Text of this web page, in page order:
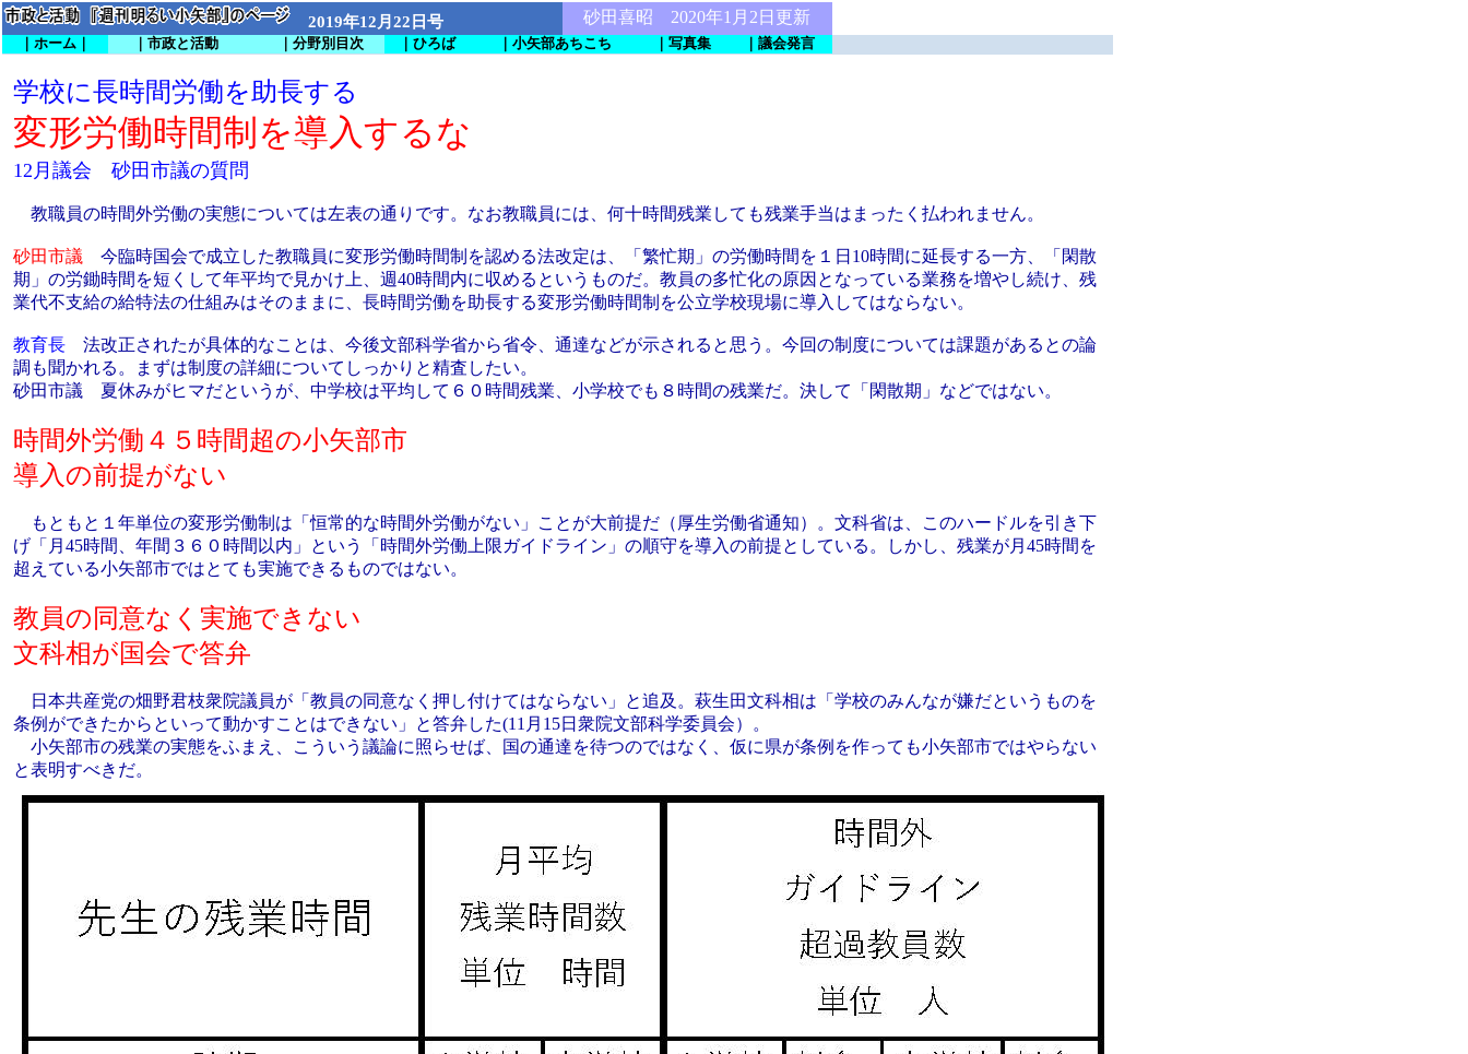
2019年12月22日号 砂田喜昭 2020年1月2日更新
｜ホーム｜ ｜市政と活動 ｜分野別目次 ｜ひろば ｜小矢部あちこち ｜写真集 ｜議会発言
学校に長時間労働を助長する
変形労働時間制を導入するな
12月議会 砂田市議の質問
教職員の時間外労働の実態については左表の通りです。なお教職員には、何十時間残業しても残業手当はまったく払われません。
砂田市議 今臨時国会で成立した教職員に変形労働時間制を認める法改定は、「繁忙期」の労働時間を１日10時間に延長する一方、「閑散
期」の労鋤時間を短くして年平均で見かけ上、週40時間内に収めるというものだ。教員の多忙化の原因となっている業務を増やし続け、残
業代不支給の給特法の仕組みはそのままに、長時間労働を助長する変形労働時間制を公立学校現場に導入してはならない。
教育長 法改正されたが具体的なことは、今後文部科学省から省令、通達などが示されると思う。今回の制度については課題があるとの論
調も聞かれる。まずは制度の詳細についてしっかりと精査したい。
砂田市議 夏休みがヒマだというが、中学校は平均して６０時間残業、小学校でも８時間の残業だ。決して「閑散期」などではない。
時間外労働４５時間超の小矢部市
導入の前提がない
もともと１年単位の変形労働制は「恒常的な時間外労働がない」ことが大前提だ（厚生労働省通知）。文科省は、このハードルを引き下
げ「月45時間、年間３６０時間以内」という「時間外労働上限ガイドライン」の順守を導入の前提としている。しかし、残業が月45時間を
超えている小矢部市ではとても実施できるものではない。
教員の同意なく実施できない
文科相が国会で答弁
日本共産党の畑野君枝衆院議員が「教員の同意なく押し付けてはならない」と追及。萩生田文科相は「学校のみんなが嫌だというものを
条例ができたからといって動かすことはできない」と答弁した(11月15日衆院文部科学委員会）。
小矢部市の残業の実態をふまえ、こういう議論に照らせば、国の通達を待つのではなく、仮に県が条例を作っても小矢部市ではやらない
と表明すべきだ。